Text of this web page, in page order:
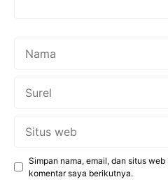
Simpan nama, email, dan situs
komentar saya berikutnya.